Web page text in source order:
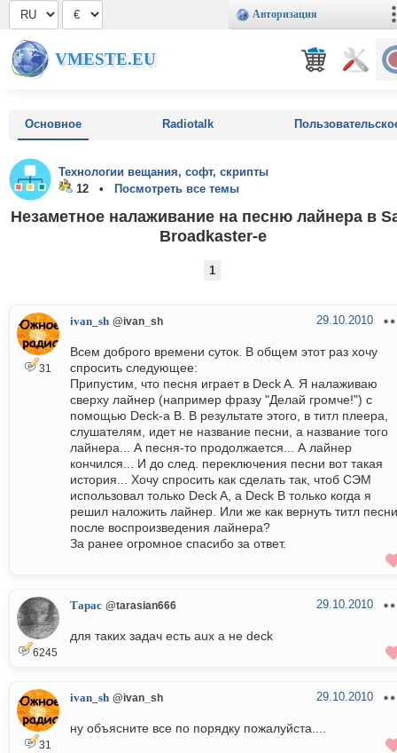
Авторизация
VMESTE.EU
Основное Radiotalk
Технологии вещания, софт, скрипты
12 •
Посмотреть все темы
Незаметное налаживание на песню лайнера в
Broadkaster-e
1
31
ivan_sh @ivan_sh 29.10.2010
Всем доброго времени суток. В общем этот раз хочу
спросить следующее:
Припустим, что песня играет в Deck A. Я налаживаю
сверху лайнер (например фразу "Делай громче!") с
помощью Deck-a B. В результате этого, в титл плеера,
слушателям, идет не название песни, а название того
лайнера... А песня-то продолжается... А лайнер
кончился... И до след. переключения песни вот такая
история... Хочу спросить как сделать так, чтоб СЭМ
использовал только Deck A, а Deck B только когда я
решил наложить лайнер. Или же как вернуть титл песни
после воспроизведения лайнера?
За ранее огромное спасибо за ответ.
6245
Тарас @tarasian666 29.10.2010
для таких задач есть aux а не deck
31
ivan_sh @ivan_sh 29.10.2010
ну объясните все по порядку пожалуйста....